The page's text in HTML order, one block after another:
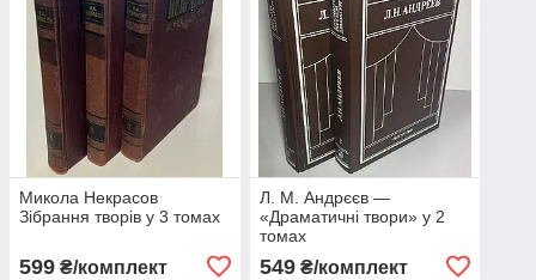
Микола Некрасов
Зібрання творів у 3 томах
599 ₴/комплект
Л. М. Андрєєв —
«Драматичні твори» у 2
томах
549₴/комплект